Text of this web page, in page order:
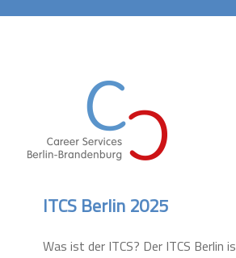
ITCS Berlin 2025
Was ist der ITCS? Der ITCS Berlin